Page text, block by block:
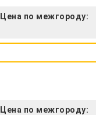
Цена по межгороду:
Цена по межгороду: